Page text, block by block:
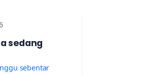
sedang
sebentar